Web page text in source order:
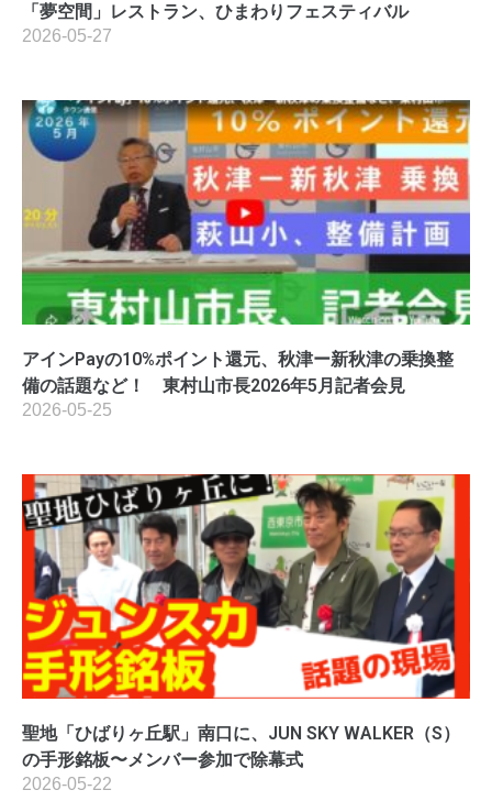
「夢空間」レストラン、ひまわりフェスティバル
2026-05-27
アインPayの10%ポイント還元、秋津ー新秋津の乗換整
備の話題など！ 東村山市長2026年5月記者会見
2026-05-25
聖地「ひばりヶ丘駅」南口に、JUN SKY WALKER（S）
の手形銘板〜メンバー参加で除幕式
2026-05-22